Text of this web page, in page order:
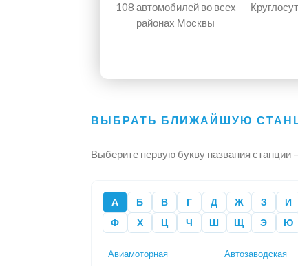
108 автомобилей во всех
районах Москвы
ВЫБРАТЬ БЛИЖАЙШУЮ
Выберите первую букву названия станции
А Б В Г Д Ж З И
Ф
Х Ц Ч Ш Щ Э Ю
Авиамоторная Автозаводская